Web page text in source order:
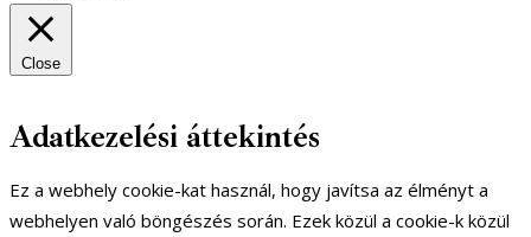
Close
Adatkezelési áttekintés
Ez a webhely cookie-kat használ, hogy javítsa az élményt a
webhelyen való böngészés során. Ezek közül a cookie-k közül